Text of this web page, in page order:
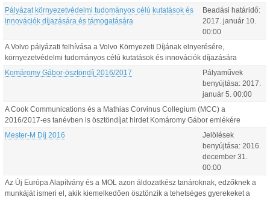
Pályázat környezetvédelmi tudományos célú kutatások és
innovációk díjazására és támogatására
Beadási határidő:
2017. január 10
00:00
A Volvo pályázati felhívása a Volvo Környezeti Díjának elnyerésére,
környezetvédelmi tudományos célú kutatások és innovációk díjazására
Komáromy Gábor-ösztöndíj 2016/2017
Pályaművek
benyújtása: 2017.
január 5 00:00
A Cook Communications és a Mathias Corvinus Collegium (MCC) a
2016/2017-es tanévben is ösztöndíjat hirdet Komáromy Gábor emlékére
Mester-M Díj 2016
Jelölések
benyújtása: 2016.
december 31
00:00
Az Új Európa Alapítvány és a MOL azon áldozatkész tanároknak, edzőknek a
munkáját ismeri el, akik kiemelkedően ösztönzik a tehetséges gyerekeket a